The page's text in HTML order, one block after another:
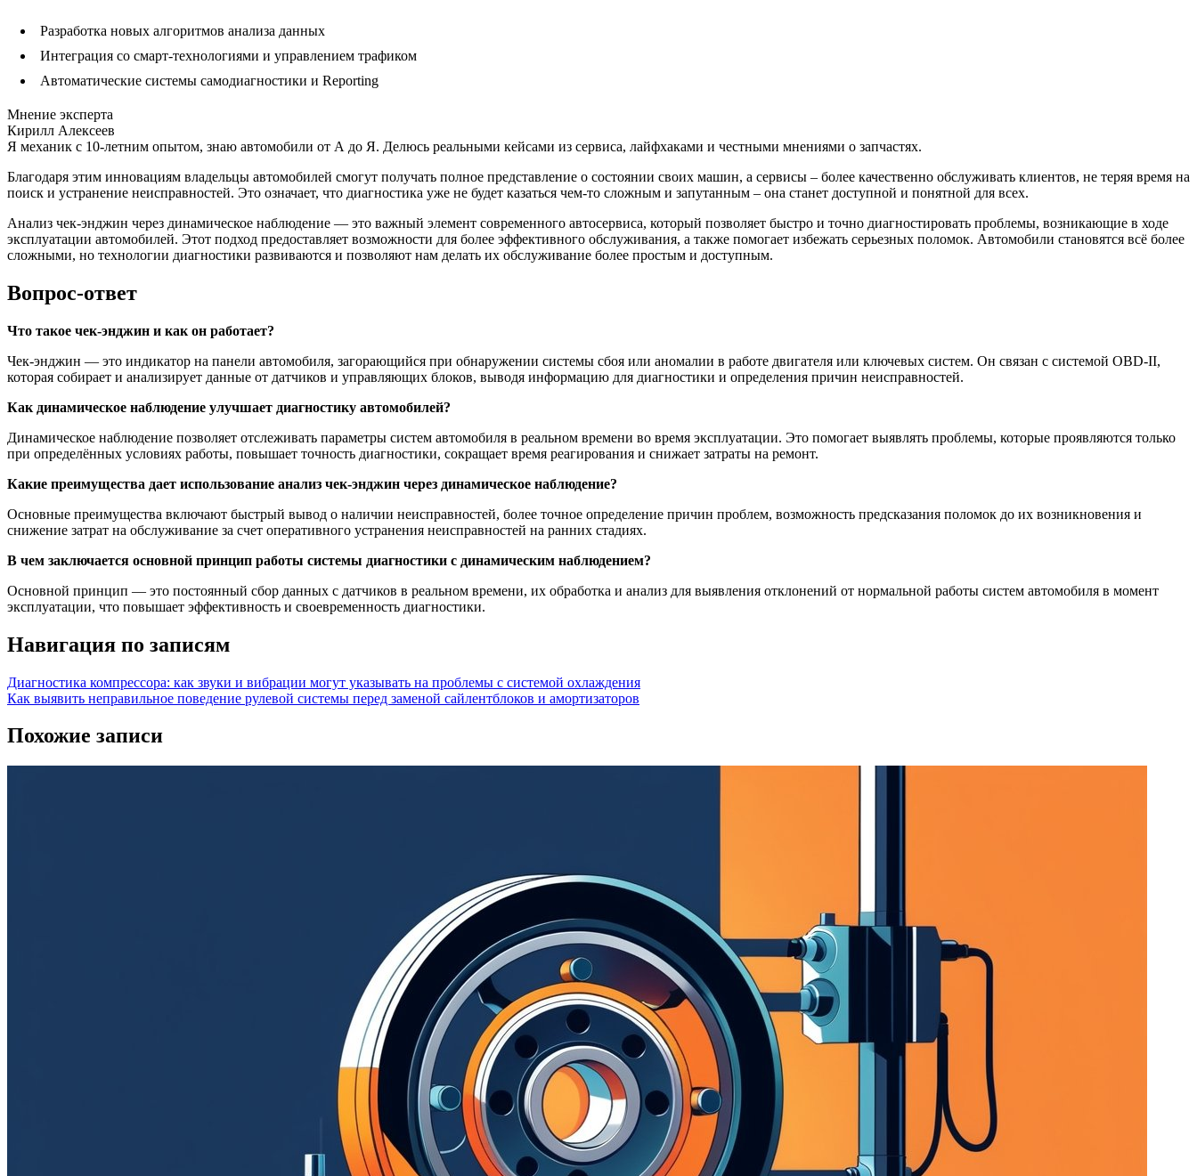
Разработка новых алгоритмов анализа данных
Интеграция со смарт-технологиями и управлением трафиком
Автоматические системы самодиагностики и Reporting
Мнение эксперта
Кирилл Алексеев
Я механик с 10-летним опытом, знаю автомобили от А до Я. Делюсь реальными кейсами из сервиса, лайфхаками и честными мнениями о запчастях.
Благодаря этим инновациям владельцы автомобилей смогут получать полное представление о состоянии своих машин, а сервисы – более качественно обслуживать клиентов, не теряя время на
поиск и устранение неисправностей. Это означает, что диагностика уже не будет казаться чем-то сложным и запутанным – она станет доступной и понятной для всех.
Анализ чек-энджин через динамическое наблюдение — это важный элемент современного автосервиса, который позволяет быстро и точно диагностировать проблемы, возникающие в ходе
эксплуатации автомобилей. Этот подход предоставляет возможности для более эффективного обслуживания, а также помогает избежать серьезных поломок. Автомобили становятся всё более
сложными, но технологии диагностики развиваются и позволяют нам делать их обслуживание более простым и доступным.
Вопрос-ответ
Что такое чек-энджин и как он работает?
Чек-энджин — это индикатор на панели автомобиля, загорающийся при обнаружении системы сбоя или аномалии в работе двигателя или ключевых систем. Он связан с системой OBD-II,
которая собирает и анализирует данные от датчиков и управляющих блоков, выводя информацию для диагностики и определения причин неисправностей.
Как динамическое наблюдение улучшает диагностику автомобилей?
Динамическое наблюдение позволяет отслеживать параметры систем автомобиля в реальном времени во время эксплуатации. Это помогает выявлять проблемы, которые проявляются только
при определённых условиях работы, повышает точность диагностики, сокращает время реагирования и снижает затраты на ремонт.
Какие преимущества дает использование анализ чек-энджин через динамическое наблюдение?
Основные преимущества включают быстрый вывод о наличии неисправностей, более точное определение причин проблем, возможность предсказания поломок до их возникновения и
снижение затрат на обслуживание за счет оперативного устранения неисправностей на ранних стадиях.
В чем заключается основной принцип работы системы диагностики с динамическим наблюдением?
Основной принцип — это постоянный сбор данных с датчиков в реальном времени, их обработка и анализ для выявления отклонений от нормальной работы систем автомобиля в момент
эксплуатации, что повышает эффективность и своевременность диагностики.
Навигация по записям
Диагностика компрессора: как звуки и вибрации могут указывать на проблемы с системой охлаждения
Как выявить неправильное поведение рулевой системы перед заменой сайлентблоков и амортизаторов
Похожие записи